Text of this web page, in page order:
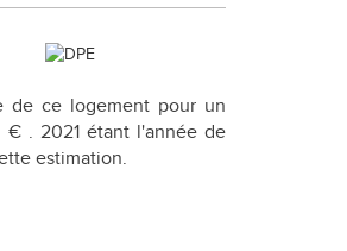
de ce logement pour un
€ . 2021 étant l'année de
estimation.